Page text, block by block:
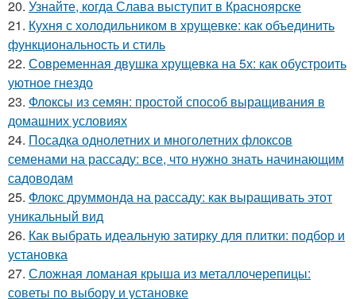
20. Узнайте, когда Слава выступит в Красноярске
21. Кухня с холодильником в хрущевке: как объединить
функциональность и стиль
22. Современная двушка хрущевка на 5х: как обустроить
уютное гнездо
23. Флоксы из семян: простой способ выращивания в
домашних условиях
24. Посадка однолетних и многолетних флоксов
семенами на рассаду: все, что нужно знать начинающим
садоводам
25. Флокс друммонда на рассаду: как выращивать этот
уникальный вид
26. Как выбрать идеальную затирку для плитки: подбор и
установка
27. Сложная ломаная крыша из металлочерепицы:
советы по выбору и установке